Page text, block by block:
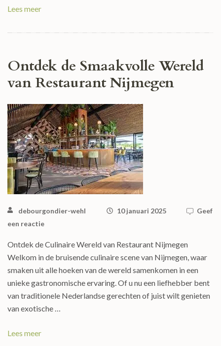
Lees meer
Ontdek de Smaakvolle Wereld
van Restaurant Nijmegen
debourgondier-wehl 10 januari 2025
Geef
een reactie
Ontdek de Culinaire Wereld van Restaurant Nijmegen
Welkom in de bruisende culinaire scene van Nijmegen, waar
smaken uit alle hoeken van de wereld samenkomen in een
unieke gastronomische ervaring. Of u nu een liefhebber bent
van traditionele Nederlandse gerechten of juist wilt genieten
van exotische …
Lees meer